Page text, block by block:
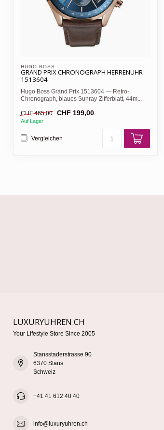
HUGO BOSS
GRAND PRIX CHRONOGRAPH HERRENUHR
1513604
Hugo Boss Grand Prix 1513604 — Retro-
Chronograph, blaues Sunray-Zifferblatt, 44m...
CHF 465,00 CHF 199,00
Auf Lager
Vergleichen
LUXURYUHREN.CH
Your Lifestyle Store Since 2005
Stansstaderstrasse 90
6370 Stans
Schweiz
+41 41 612 40 40
info@luxuryuhren.ch